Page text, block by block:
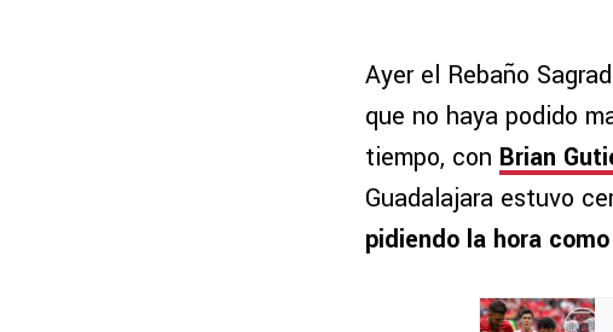
Ayer el Rebaño
que no haya podido
tiempo, con Brian
Guadalajara estuvo
pidiendo la hora